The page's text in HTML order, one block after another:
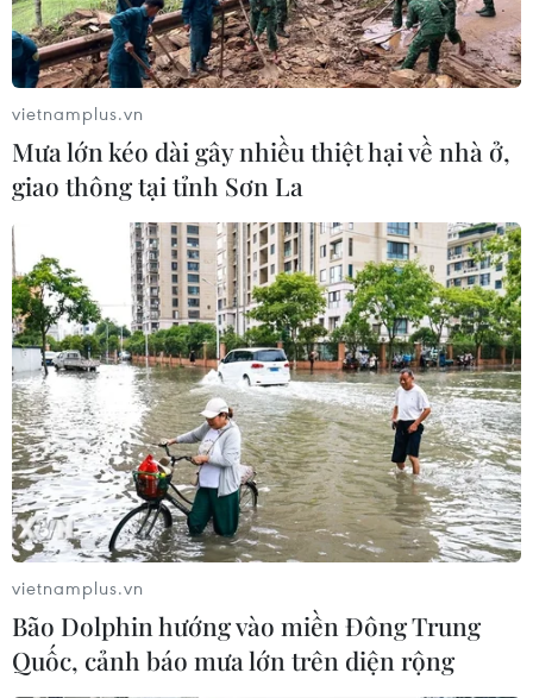
Chính phủ Argentina lập cơ sở dữ liệu
quốc gia về khủng bố
18/07/2019 03:55
Cơ sở dữ liệu này sẽ được công khai và bảo đảm việc
chia sẻ thông tin với các cơ quan chức năng chống
khủng bố trong và ngoài nước nhằm tăng cường các cơ
chế hợp tác trong nước và quốc tế.
vietnamplus.vn
Mưa lớn kéo dài gây nhiều thiệt hại về nhà ở,
giao thông tại tỉnh Sơn La
vietnamplus.vn
Bão Dolphin hướng vào miền Đông Trung
Quốc, cảnh báo mưa lớn trên diện rộng